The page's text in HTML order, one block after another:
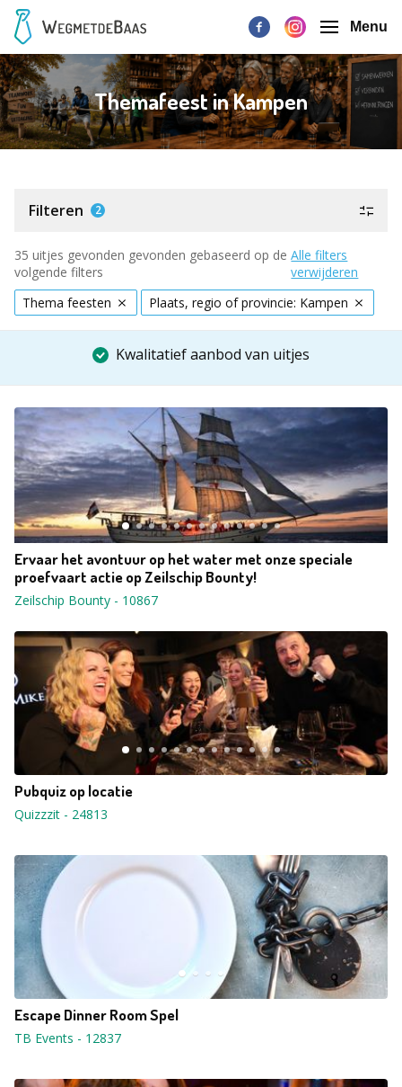
Menu
Themafeest in Kampen
Filteren 2
35 uitjes gevonden gevonden gebaseerd op de
volgende filters
Alle filters
verwijderen
Thema feesten
Plaats, regio of provincie: Kampen
Kwalitatief aanbod van uitjes
Ervaar het avontuur op het water met onze speciale
proefvaart actie op Zeilschip Bounty!
Zeilschip Bounty - 10867
Pubquiz op locatie
Quizzzit - 24813
Escape Dinner Room Spel
TB Events - 12837